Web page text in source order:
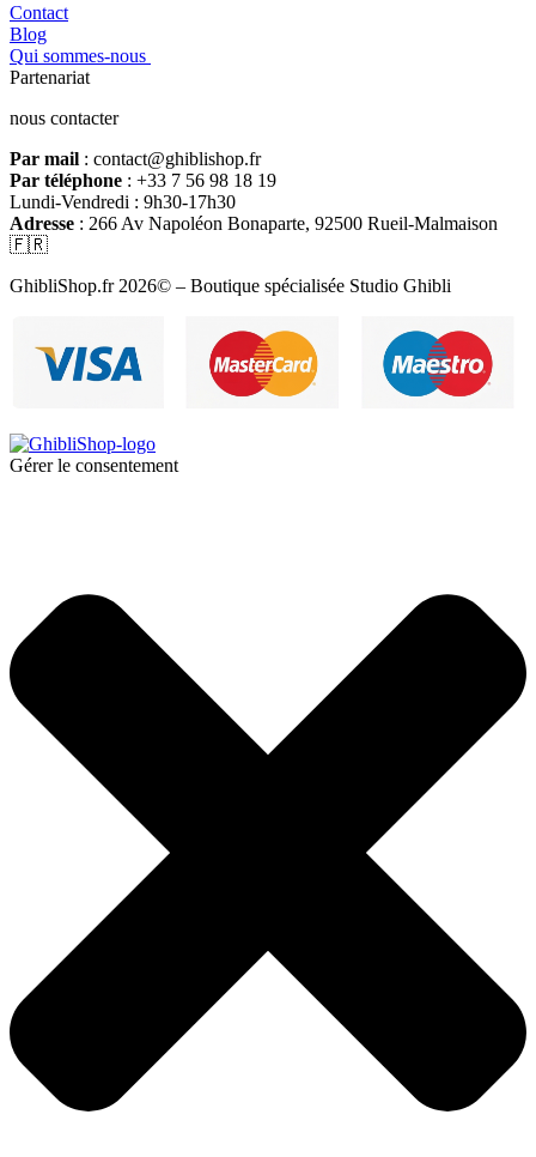
Contact
Blog
Qui sommes-nous
Partenariat
nous contacter
Par mail : contact@ghiblishop.fr
Par téléphone : +33 7 56 98 18 19
Lundi-Vendredi : 9h30-17h30
Adresse : 266 Av Napoléon Bonaparte, 92500 Rueil-Malmaison
🇫🇷
GhibliShop.fr 2026© – Boutique spécialisée Studio Ghibli
Gérer le consentement